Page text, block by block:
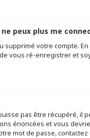
peux plus me
supprimé votre compte.
vous ré-enregistrer et
pas être récupéré,
énoncées et vous
mot de passe,